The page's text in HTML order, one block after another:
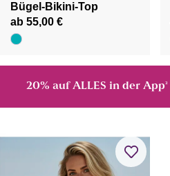
Bügel-Bikini-Top
ab 55,00 €
20% auf ALLES in der App²